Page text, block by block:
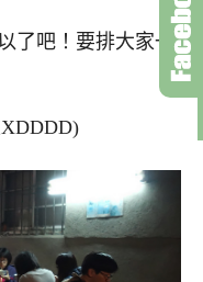
了吧！要排大家一